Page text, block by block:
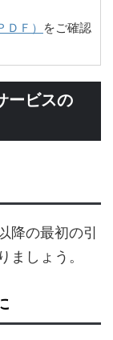
Ｆ） をご確認
ービスの
降の最初の引
ましょう。